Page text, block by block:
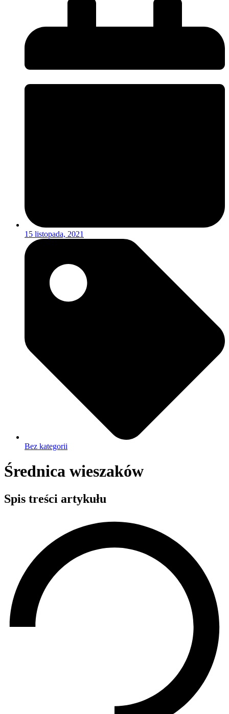
15 listopada, 2021
Bez kategorii
Średnica wieszaków
Spis treści artykułu